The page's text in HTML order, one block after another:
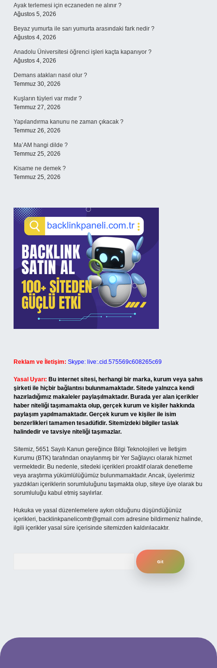
Ayak terlemesi için eczaneden ne alınır ?
Ağustos 5, 2026
Beyaz yumurta ile sarı yumurta arasındaki fark nedir ?
Ağustos 4, 2026
Anadolu Üniversitesi öğrenci işleri kaçta kapanıyor ?
Ağustos 4, 2026
Demans atakları nasıl olur ?
Temmuz 30, 2026
Kuşların tüyleri var mıdır ?
Temmuz 27, 2026
Yapılandırma kanunu ne zaman çıkacak ?
Temmuz 26, 2026
Ma’AM hangi dilde ?
Temmuz 25, 2026
Kisame ne demek ?
Temmuz 25, 2026
Reklam ve İletişim: Skype: live:.cid.575569c608265c69
Yasal Uyarı: Bu internet sitesi, herhangi bir marka, kurum veya şahıs
şirketi ile hiçbir bağlantısı bulunmamaktadır. Sitede yalnızca kendi
hazırladığımız makaleler paylaşılmaktadır. Burada yer alan içerikler
haber niteliği taşımamakta olup, gerçek kurum ve kişiler hakkında
paylaşım yapılmamaktadır. Gerçek kurum ve kişiler ile isim
benzerlikleri tamamen tesadüfidir. Sitemizdeki bilgiler taslak
halindedir ve tavsiye niteliği taşımazlar.
Sitemiz, 5651 Sayılı Kanun gereğince Bilgi Teknolojileri ve İletişim
Kurumu (BTK) tarafından onaylanmış bir Yer Sağlayıcı olarak hizmet
vermektedir. Bu nedenle, sitedeki içerikleri proaktif olarak denetleme
veya araştırma yükümlülüğümüz bulunmamaktadır. Ancak, üyelerimiz
yazdıkları içeriklerin sorumluluğunu taşımakta olup, siteye üye olarak bu
sorumluluğu kabul etmiş sayılırlar.
Hukuka ve yasal düzenlemelere aykırı olduğunu düşündüğünüz
içerikleri, backlinkpanelicomtr@gmail.com adresine bildirmeniz halinde,
ilgili içerikler yasal süre içerisinde sitemizden kaldırılacaktır.